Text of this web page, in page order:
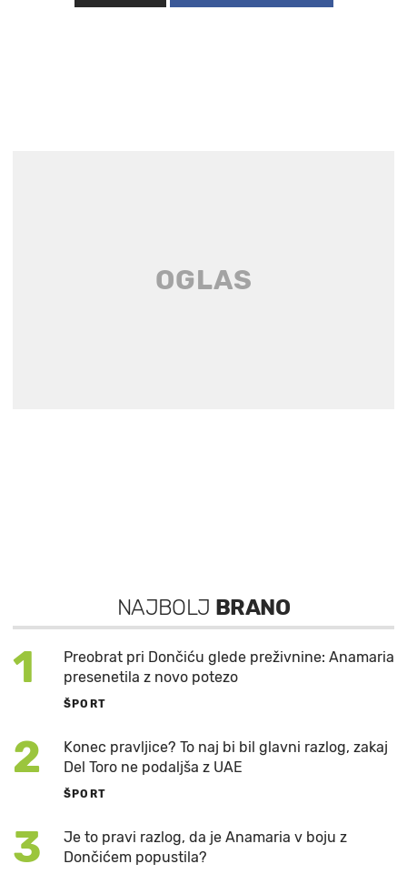
NAJBOLJ BRANO
1
Preobrat pri Dončiću glede preživnine: Anamaria
presenetila z novo potezo
ŠPORT
2
Konec pravljice? To naj bi bil glavni razlog, zakaj
Del Toro ne podaljša z UAE
ŠPORT
3
Je to pravi razlog, da je Anamaria v boju z
Dončićem popustila?